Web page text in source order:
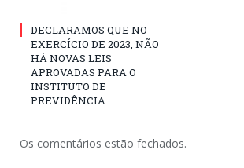
DECLARAMOS QUE NO
EXERCÍCIO DE 2023, NÃO
HÁ NOVAS LEIS
APROVADAS PARA O
INSTITUTO DE
PREVIDÊNCIA
Os comentários estão fechados.